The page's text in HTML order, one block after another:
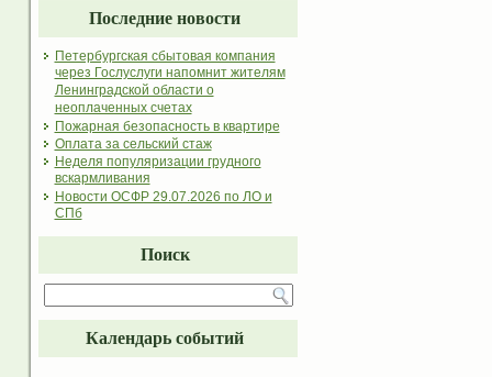
Последние новости
Петербургская сбытовая компания
через Гослуслуги напомнит жителям
Ленинградской области о
неоплаченных счетах
Пожарная безопасность в квартире
Оплата за сельский стаж
Неделя популяризации грудного
вскармливания
Новости ОСФР 29.07.2026 по ЛО и
СПб
Поиск
Календарь событий